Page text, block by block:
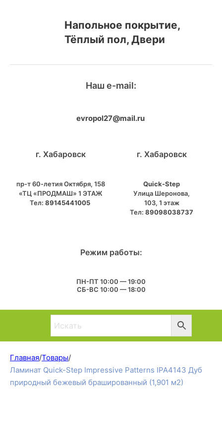
Напольное покрытие,
Тёплый пол, Двери
Наш e-mail:
evropol27@mail.ru
г. Хабаровск
пр-т 60-летия Октября, 158
«ТЦ «ПРОДМАШ» 1 ЭТАЖ
Тел: 89145441005
г. Хабаровск
Quick-Step
​Улица Шеронова,
103, ​1 этаж
Тел: 89098038737
Режим работы:
ПН-ПТ 10:00 — 19:00
СБ-ВС 10:00 — 18:00
Главная/Товары/
Ламинат Quick-Step Impressive Patterns IPA4143 Дуб
природный бежевый брашированный (1,901 м2)